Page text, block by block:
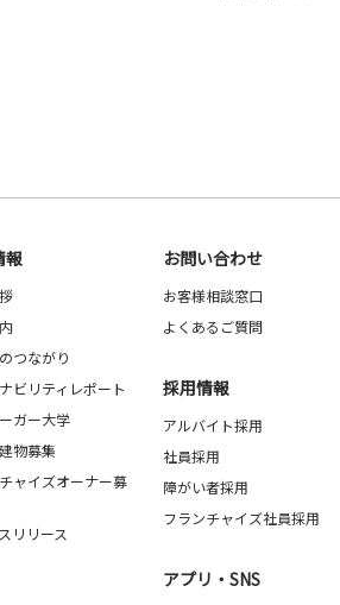
報
つながり
ビリティレポート
ガー大学
物募集
ャイズオーナー募
リリース
お問い合わせ
お客様相談窓口
よくあるご質問
採用情報
アルバイト採用
社員採用
障がい者採用
フランチャイズ社員採用
アプリ・SNS